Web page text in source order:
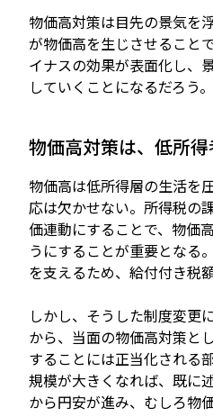
物価高対策は目先の景気を
が物価高を生じさせること
イナスの効果が表面化し、
していくことになるだろう。
物価高対策は、低所
物価高は低所得層の生活を
応は欠かせない。所得税の
価連動にすることで、物価
うにすることが重要となる
を支えるため、給付付き税
しかし、そうした制度変更
から、当面の物価高対策と
することには正当化される
規模が大きくなれば、既に
から円安が進み、むしろ物